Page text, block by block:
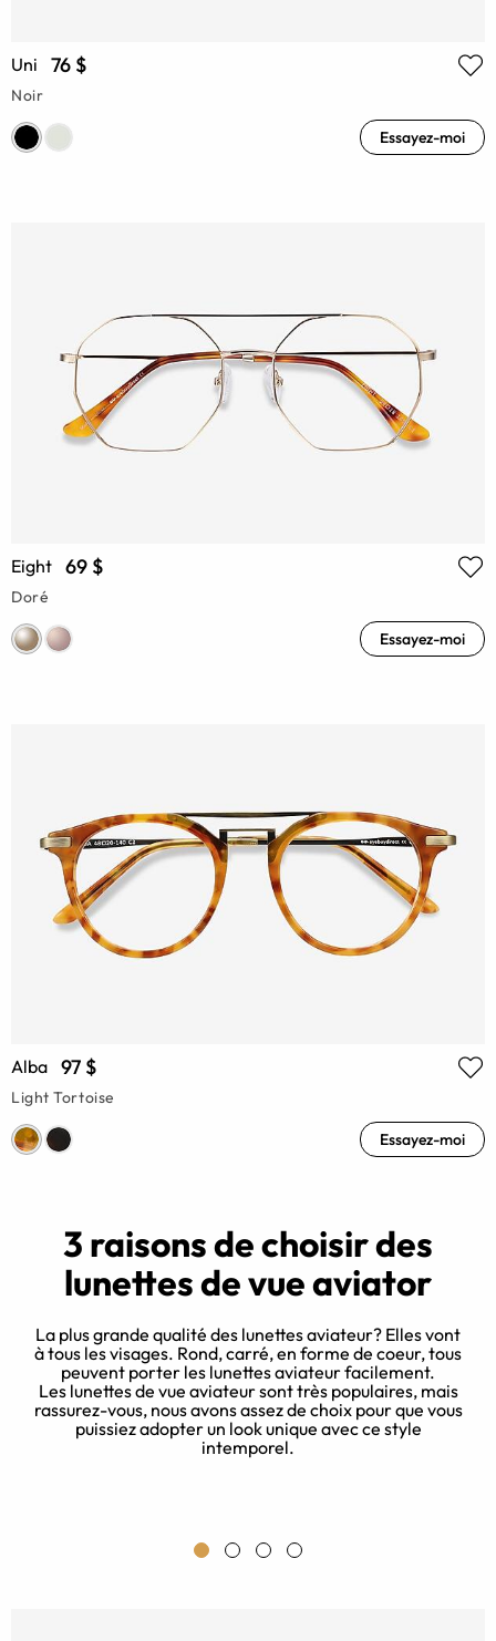
Uni 76 $
Noir
Essayez-moi
Eight 69 $
Doré
Essayez-moi
Alba 97 $
Light Tortoise
Essayez-moi
3 raisons de choisir des
lunettes de vue aviator
La plus grande qualité des lunettes aviateur? Elles vont
à tous les visages. Rond, carré, en forme de coeur, tous
peuvent porter les lunettes aviateur facilement.
Les lunettes de vue aviateur sont très populaires, mais
rassurez-vous, nous avons assez de choix pour que vous
puissiez adopter un look unique avec ce style
intemporel.